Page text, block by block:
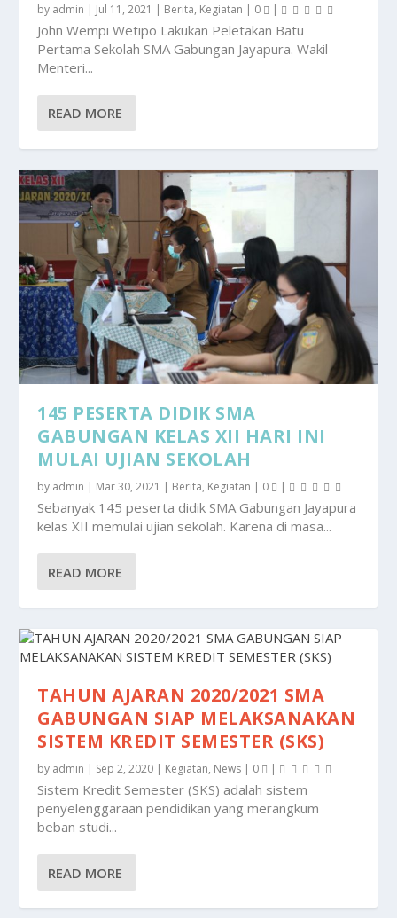
by admin | Jul 11, 2021 | Berita, Kegiatan | 0 |
John Wempi Wetipo Lakukan Peletakan Batu
Pertama Sekolah SMA Gabungan Jayapura. Wakil
Menteri...
READ MORE
145 PESERTA DIDIK SMA
GABUNGAN KELAS XII HARI INI
MULAI UJIAN SEKOLAH
by admin | Mar 30, 2021 | Berita, Kegiatan | 0 |
Sebanyak 145 peserta didik SMA Gabungan Jayapura
kelas XII memulai ujian sekolah. Karena di masa...
READ MORE
TAHUN AJARAN 2020/2021 SMA
GABUNGAN SIAP MELAKSANAKAN
SISTEM KREDIT SEMESTER (SKS)
by admin | Sep 2, 2020 | Kegiatan, News | 0 |
Sistem Kredit Semester (SKS) adalah sistem
penyelenggaraan pendidikan yang merangkum
beban studi...
READ MORE